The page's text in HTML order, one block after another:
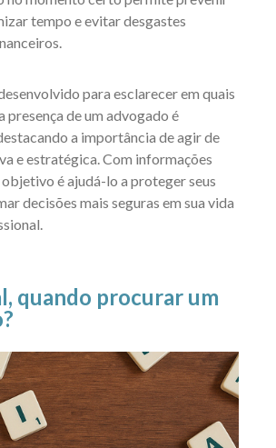
tempo e evitar desgastes
para esclarecer em quais
presença de um advogado é
a importância de agir de
e estratégica. Com informações
é ajudá-lo a proteger seus
decisões mais seguras em sua vida
quando procurar um